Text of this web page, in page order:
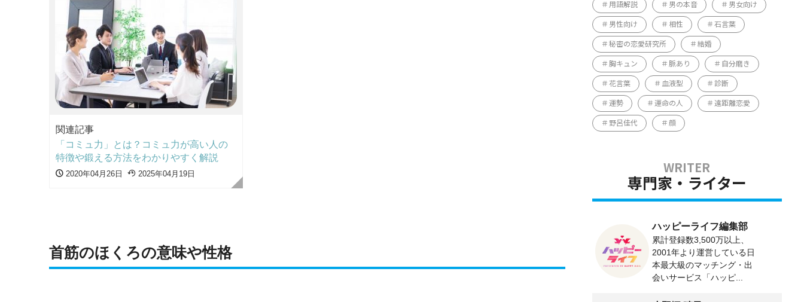
関連記事
「コミュ力」とは？コミュ力が高い人の
特徴や鍛える方法をわかりやすく解説
2020年04月26日 2025年04月19日
首筋のほくろの意味や性格
用語解説 男の本音 男女向け
男性向け 相性 石言葉
秘密の恋愛研究所 結婚
胸キュン 脈あり 自分磨き
花言葉 血液型 診断
運勢 運命の人 遠距離恋愛
野呂佳代 顔
専門家・ライター
ハッピーライフ編集部
累計登録数3,500万以上、
2001年より運営している日
本最大級のマッチング・出
会いサービス「ハッピ...